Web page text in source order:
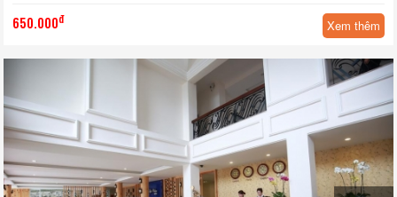
650.000đ Xem thêm